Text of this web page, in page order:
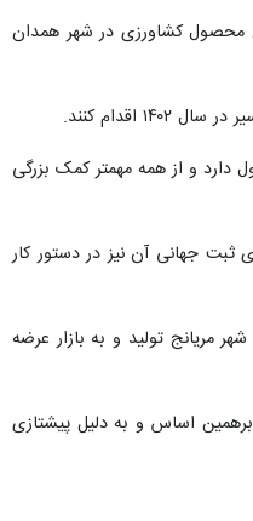
محصول کشاورزی در شهر همدان
کنند.
دارد و از همه مهمتر کمک بزرگی
خاص در سال ۱۳۹۶ به ثبت ملی رسید افزود: پیگیری برای ثبت جهانی آن نیز در دستور کار
همچنین شهر مریانج تولید و به بازار عرضه
محصول اختصاص دارد، برهمین اساس و به دلیل پیشتازی